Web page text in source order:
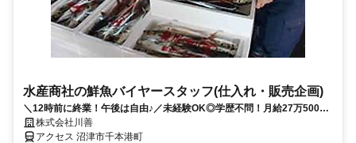
水産商社の鮮魚バイヤースタッフ(仕入れ・販売企画)
＼12時前に終業！午後は自由♪／未経験OK◎学歴不問！月給27万5000
円以上!経験不問☆土曜固定休み♪
株式会社川善
アクセス 沼津市千本港町